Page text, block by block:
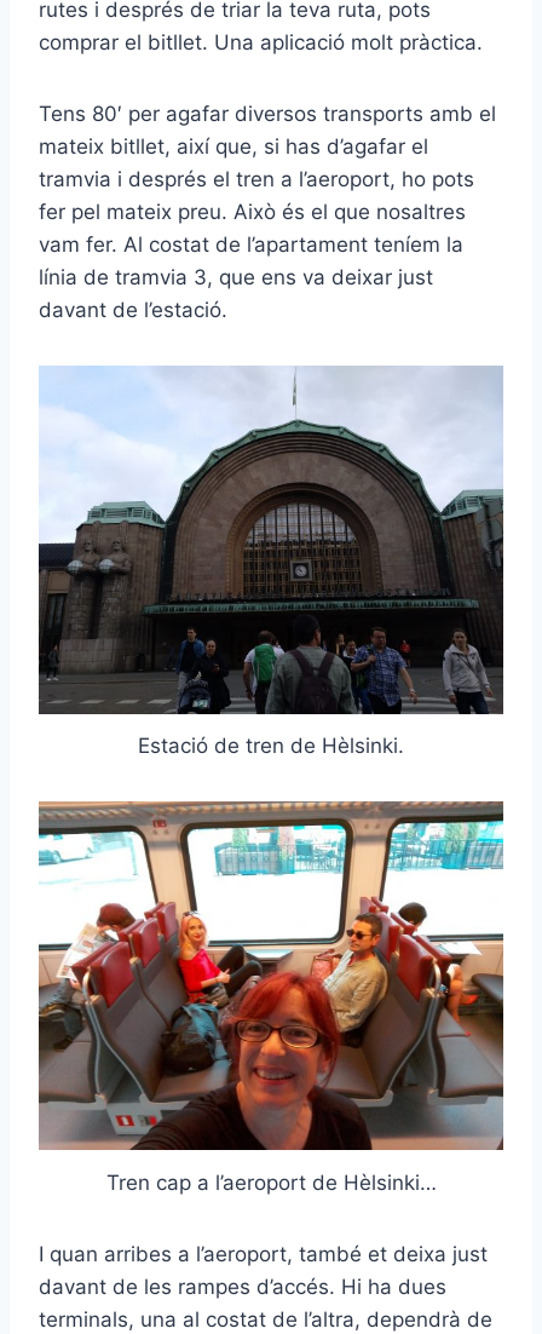
rutes i després de triar la teva ruta, pots
comprar el bitllet. Una aplicació molt pràctica.
Tens 80′ per agafar diversos transports amb el
mateix bitllet, així que, si has d’agafar el
tramvia i després el tren a l’aeroport, ho pots
fer pel mateix preu. Això és el que nosaltres
vam fer. Al costat de l’apartament teníem la
línia de tramvia 3, que ens va deixar just
davant de l’estació.
Estació de tren de Hèlsinki.
Tren cap a l’aeroport de Hèlsinki…
I quan arribes a l’aeroport, també et deixa just
davant de les rampes d’accés. Hi ha dues
terminals, una al costat de l’altra, dependrà de